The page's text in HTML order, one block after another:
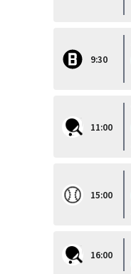
9:30
11:00
15:00
16:00